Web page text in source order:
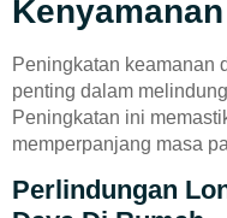
Kenyamanan
Peningkatan keamanan
penting dalam
Peningkatan ini
memperpanjang masa
Perlindungan